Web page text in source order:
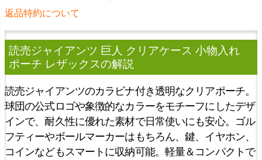
返品特約について
読売ジャイアンツ 巨人 クリアケース 小物入れ
ポーチ レザックスの解説
読売ジャイアンツのカラビナ付き透明なクリアポーチ。
球団の公式ロゴや象徴的なカラーをモチーフにしたデザ
インで、耐久性に優れた素材で日常使いにも安心。ゴル
フティーやボールマーカーはもちろん、鍵、イヤホン、
コインなどもスマートに収納可能。軽量＆コンパクトで